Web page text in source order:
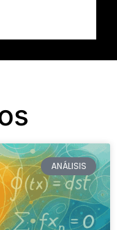
ANÁLISIS